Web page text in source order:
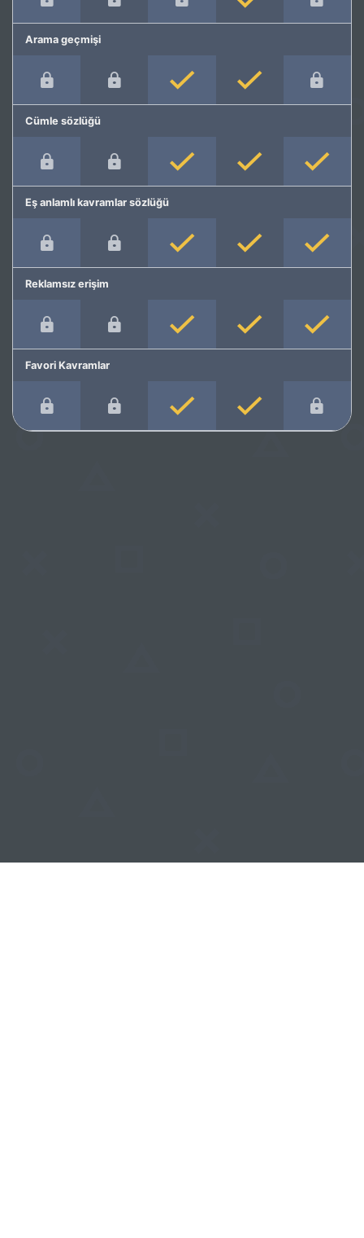
Arama geçmişi
Cümle sözlüğü
Eş anlamlı kavramlar sözlüğü
Reklamsız erişim
Favori Kavramlar